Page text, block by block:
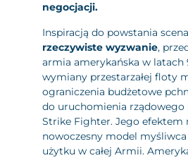
negocjacji.
Inspiracją do powstania
rzeczywiste wyzwanie,
armia amerykańska w latach
wymiany przestarzałej floty
ograniczenia budżetowe
do uruchomienia
Strike Fighter. Jego efektem
nowoczesny model
użytku w całej Armii.